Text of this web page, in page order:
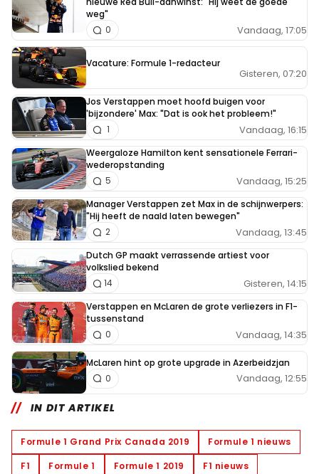
weg"
Vandaag, 17:05
0
Vacature: Formule 1-redacteur
Gisteren, 07:20
Jos Verstappen moet hoofd buigen voor
'bijzondere' Max: "Dat is ook het probleem!"
Vandaag, 16:15
1
Weergaloze Hamilton kent sensationele Ferrari-
wederopstanding
Vandaag, 15:25
5
Manager Verstappen zet Max in de schijnwerpers:
"Hij heeft de naald laten bewegen"
Vandaag, 13:45
2
Dutch GP maakt verrassende artiest voor
volkslied bekend
Gisteren, 14:15
14
Verstappen en McLaren de grote verliezers in F1-
tussenstand
Vandaag, 14:35
0
McLaren hint op grote upgrade in Azerbeidzjan
Vandaag, 12:55
0
IN DIT ARTIKEL
Formule 1 Grand Prix Canada 2019
Formule 1 nieuws
F1
Formule 1 Formule 1 2019
F1 nieuws